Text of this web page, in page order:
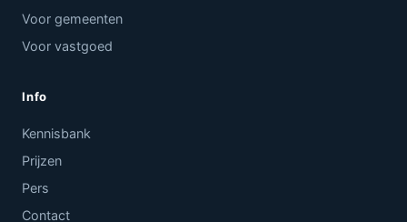
Voor gemeenten
Voor vastgoed
Info
Kennisbank
Prijzen
Pers
Contact